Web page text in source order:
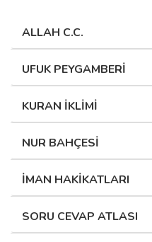
ALLAH C.C.
UFUK PEYGAMBERİ
KURAN İKLİMİ
NUR BAHÇESİ
İMAN HAKİKATLARI
SORU CEVAP ATLASI